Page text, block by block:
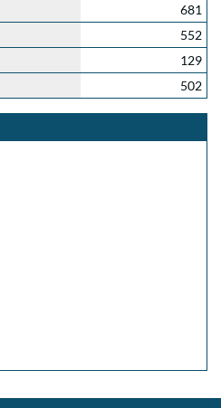
681
552
129
502